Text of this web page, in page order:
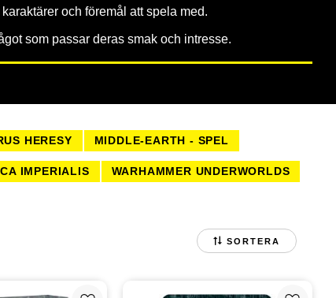
och föremål att spela med.
som passar deras smak och intresse.
HERESY MIDDLE-EARTH - SPEL
IMPERIALIS WARHAMMER UNDERWORLDS
SORTERA